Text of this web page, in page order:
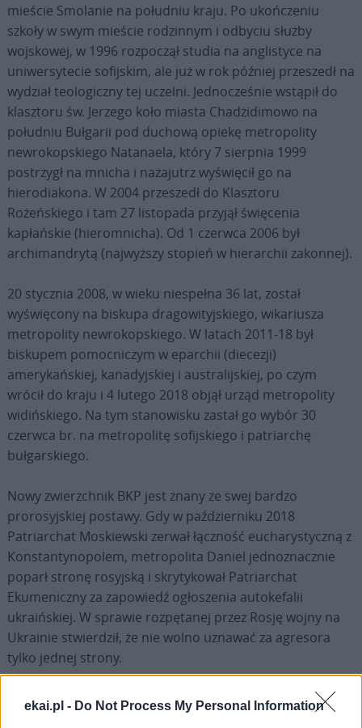
ekai.pl - Do Not Process My Personal Information
mieście Smolanie na południu kraju. Po ukończeniu
szkoły w swym mieście rodzinnym i odbyciu służby
wojskowej, w 1996 rozpoczął studia na anglistyce na
uniwersytecie sofijskim, ale już w rok później przeszedł na
wydział teologiczny tej uczelni. Jednocześnie wstąpił do
klasztoru św. Jerzego koło miasta Chadżidimowo na
południu Bułgarii pod duchową opiekę metropolity
newrokopskiego Natanaela, który 7 sierpnia 1999
postrzygł na mnicha i nazajutrz wyświęcił go na
hierodiakona. W 2004 przeszedł do Klasztoru
Rożeńskiego i tam 27 listopada przyjął święcenia
kapłańskie (hieromnicha). Od 1 czerwca 2006 był
archimandrytą (najwyższy stopień w hierarchii zakonnej).
20 stycznia 2008, w wieku niespełna 36 lat, został
wyświęcony na biskupa dragowityjskiego, wikariusza
metropolity newrokopskiego. W latach 2011-18 był
biskupem pomocniczym w eparchii (diecezji)
amerykańskiej, kanadyjskiej i australijskiej, po czym
wrócił do kraju i 4 lutego 2018 objął urząd metropolity
widińskiego. Na tym stanowisku zastał go wybór 30
czerwca br. na metropolitę sofijskiego i patriarchę
bułgarskiego.
Nowy zwierzchnik BKP jest znany ze swej bardzo
prorosyjskiej postawy. Gdy w październiku 2018
Patriarchat Moskiewski zerwał łączność eucharystyczną z
Konstantynopolem, metropolita Daniel jednoznacznie
poparł stronę rosyjską i skrytykował Patriarchat
Ekumeniczny za zapowiedź ogłoszenia autokefalii
ukraińskiej. W sprawie rozpętanej przez Rosję wojny na
Ukrainie stwierdził, że nie wolno uznawać za agresora
tylko jednej strony.
Jeszcze przed wybraniem go na głowę BKP znany w
Bułgarii ihumen Klasztoru Gigińskiego, archimandryta